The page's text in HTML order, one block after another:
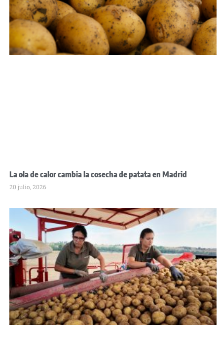
La ola de calor cambia la cosecha de patata en Madrid
20 julio, 2026